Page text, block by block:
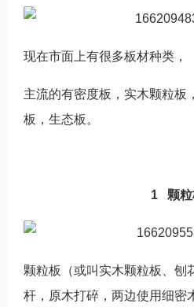
现在市面上有很多板材种类，
主流的有密度板，实木颗粒板
板，生态板。
1 颗粒
颗粒板（或叫实木颗粒板、刨
杆，原木打碎，两边使用细密